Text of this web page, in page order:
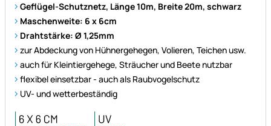
Geflügel-Schutznetz, Länge 10m, Breite 20m, schwarz
Maschenweite: 6 x 6cm
Drahtstärke: Ø 1,25mm
zur Abdeckung von Hühnergehegen, Volieren, Teichen usw.
auch für Kleintiergehege, Sträucher und Beete nutzbar
flexibel einsetzbar - auch als Raubvogelschutz
UV- und wetterbeständig